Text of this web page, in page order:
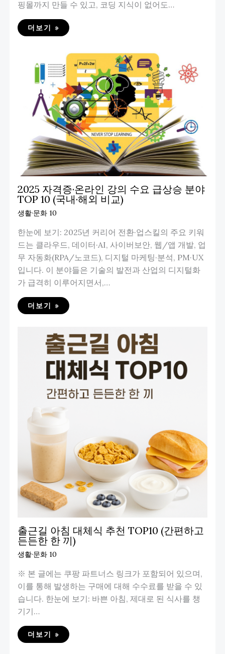
핑몰까지 만들 수 있고, 코딩 지식이 없어도…
더보기 »
2025 자격증·온라인 강의 수요 급상승 분야
TOP 10 (국내·해외 비교)
생활·문화 10
한눈에 보기: 2025년 커리어 전환·업스킬의 주요 키워
드는 클라우드, 데이터·AI, 사이버보안, 웹/앱 개발, 업
무 자동화(RPA/노코드), 디지털 마케팅·분석, PM·UX
입니다. 이 분야들은 기술의 발전과 산업의 디지털화
가 급격히 이루어지면서,…
더보기 »
출근길 아침 대체식 추천 TOP10 (간편하고
든든한 한 끼)
생활·문화 10
※ 본 글에는 쿠팡 파트너스 링크가 포함되어 있으며,
이를 통해 발생하는 구매에 대해 수수료를 받을 수 있
습니다. 한눈에 보기: 바쁜 아침, 제대로 된 식사를 챙
기기…
더보기 »